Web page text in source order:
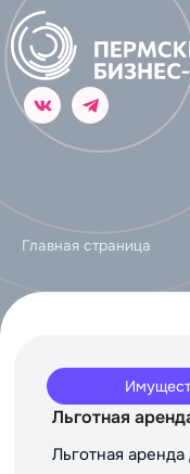
Главная страница
Льготная
Льготная